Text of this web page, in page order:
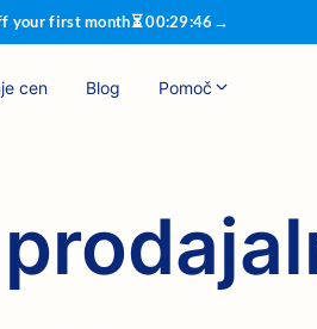
your first month⏳00:29:46 →
cen Blog Pomoč